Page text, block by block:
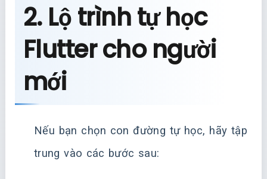
2. Lộ trình tự học
Flutter cho người
mới
Nếu bạn chọn con đường tự học, hãy tập
trung vào các bước sau: